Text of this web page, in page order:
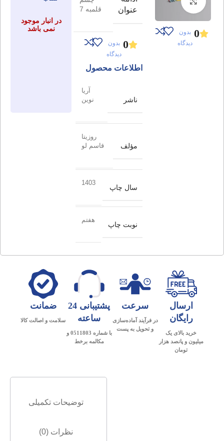
0 بدون
دیدگاه
عنوان
قلمبه 7
0 بدون
دیدگاه
اطلاعات محصول
ناشر
آریا
نوین
مؤلف
روزیتا
قاسم لو
سال چاپ
1403
نوبت چاپ
هفتم
در انبار موجود
نمی باشد
ارسال
رایگان
خرید بالای یک
میلیون و پانصد هزار
تومان
سرعت
در فرآیند آماده‌سازی
و تحویل به پست
پشتیبانی 24
ساعته
با شماره 0511803 و
مکالمه برخط
ضمانت
سلامت و اصالت کالا
توضیحات تکمیلی
نظرات (0)